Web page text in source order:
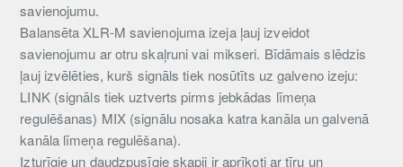
savienojumu.
Balansēta XLR-M savienojuma izeja ļauj izveidot
savienojumu ar otru skaļruni vai mikseri. Bīdāmais slēdzis
ļauj izvēlēties, kurš signāls tiek nosūtīts uz galveno izeju:
LINK (signāls tiek uztverts pirms jebkādas līmeņa
regulēšanas) MIX (signālu nosaka katra kanāla un galvenā
kanāla līmeņa regulēšana).
Izturīgie un daudzpusīgie skapji ir aprīkoti ar tīru un